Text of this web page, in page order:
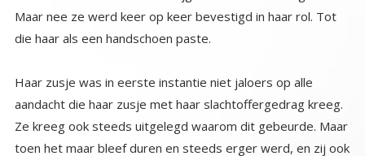
die haar als een handschoen paste.
Haar zusje was in eerste instantie niet jaloers op alle
aandacht die haar zusje met haar slachtoffergedrag kreeg.
Ze kreeg ook steeds uitgelegd waarom dit gebeurde. Maar
toen het maar bleef duren en steeds erger werd, en zij ook
aandacht vroeg en die niet kreeg-want zij had dat niet
nodig, ze kon toch goed leren- Werd ze wel boos.
Wanneer ze dat uitte, werd ook het verlangen daaronder
niet gehoord, maar afgedaan als onaardig en onhebbelijk. Jij
kunt zo goed leren, en je zusje heeft het al zo moeilijk. Elke
dag moest zij zien hoe haar zusje succes had met het
drama wat ze keer op keer creëerde, en hoe haar ouders
er steeds weer met open ogen intuinden. Niemand zag het
drama wat zich werkelijk afspeelde. Een zusje die inmiddels
uitstekend haar rol had geleerd en vol overtuiging steeds